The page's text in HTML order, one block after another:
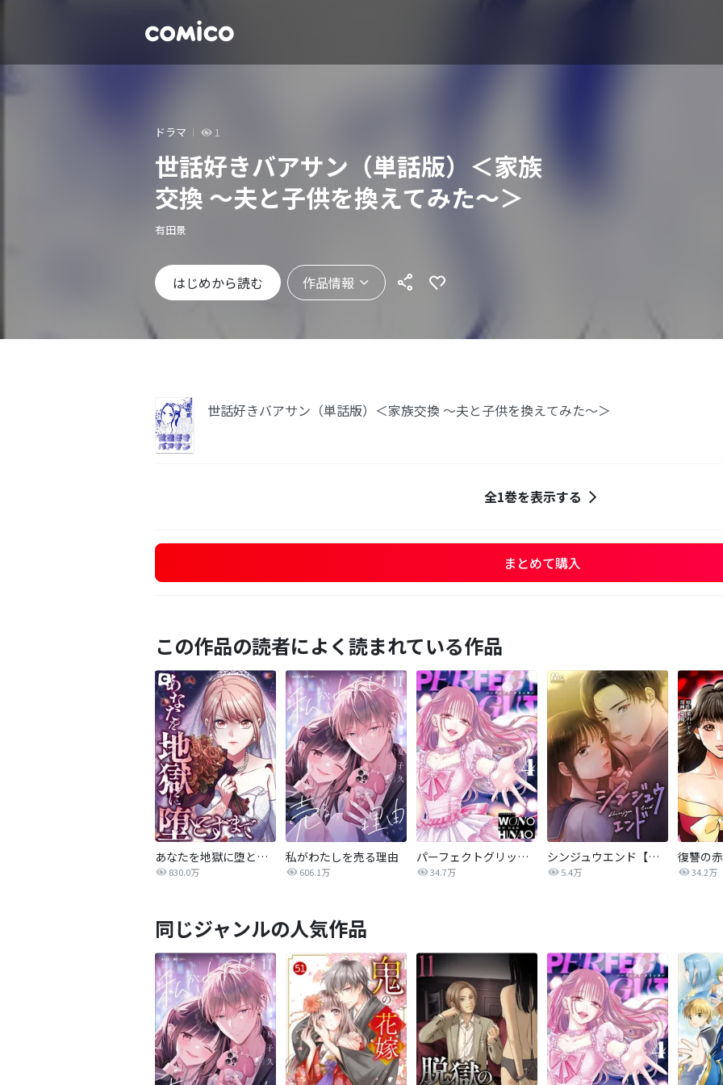
ドラマ 1
世話好きバアサン（単話版）＜家族
交換 ～夫と子供を換えてみた～＞
有田景
はじめから読む 作品情報
世話好きバアサン（単話版）＜家族交換 ～夫と子供を換えてみた～＞
全1巻を表示する
まとめて購入
この作品の読者によく読まれている作品
あなたを地獄に堕とすまで
830.0万
私がわたしを売る理由
606.1万
パーフェクトグリッター
34.7万
シンジュウエンド【タテヨミ】
5.4万 34.2万
同じジャンルの人気作品